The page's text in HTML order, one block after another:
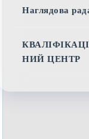
Наглядова
НИЙ ЦЕНТР